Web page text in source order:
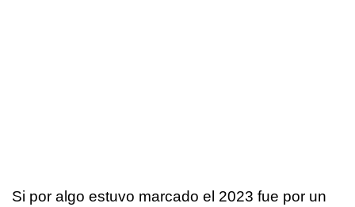
Si por algo estuvo marcado el 2023 fue por un